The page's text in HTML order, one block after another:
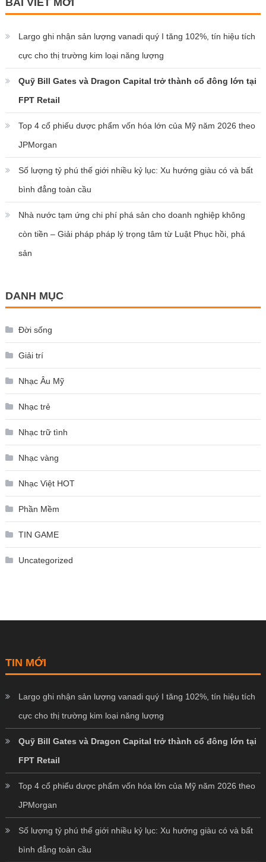
Largo ghi nhận sản lượng vanadi quý I tăng 102%, tín hiệu tích
cực cho thị trường kim loại năng lượng
Quỹ Bill Gates và Dragon Capital trở thành cổ đông lớn tại
FPT Retail
Top 4 cổ phiếu dược phẩm vốn hóa lớn của Mỹ năm 2026 theo
JPMorgan
Số lượng tỷ phú thế giới nhiều kỷ lục: Xu hướng giàu có và bất
bình đẳng toàn cầu
Nhà nước tạm ứng chi phí phá sản cho doanh nghiệp không
còn tiền – Giải pháp pháp lý trọng tâm từ Luật Phục hồi, phá
sản
DANH MỤC
Đời sống
Giải trí
Nhạc Âu Mỹ
Nhạc trẻ
Nhạc trữ tình
Nhạc vàng
Nhạc Việt HOT
Phần Mềm
TIN GAME
Uncategorized
TIN MỚI
Largo ghi nhận sản lượng vanadi quý I tăng 102%, tín hiệu tích
cực cho thị trường kim loại năng lượng
Quỹ Bill Gates và Dragon Capital trở thành cổ đông lớn tại
FPT Retail
Top 4 cổ phiếu dược phẩm vốn hóa lớn của Mỹ năm 2026 theo
JPMorgan
Số lượng tỷ phú thế giới nhiều kỷ lục: Xu hướng giàu có và bất
bình đẳng toàn cầu